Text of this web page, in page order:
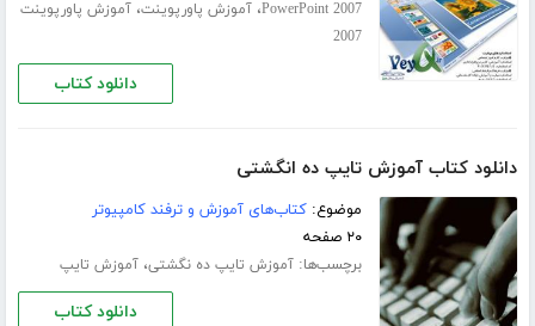
PowerPoint 2007،آموزش پاورپوینت،آموزش پاورپوینت
2007
دانلود کتاب
دانلود کتاب آموزش تایپ ده انگشتی
موضوع:کتاب‌های آموزش و ترفند کامپیوتر
۲۰ صفحه
برچسب‌ها:آموزش تایپ ده‌ نگشتی،آموزش تایپ
دانلود کتاب